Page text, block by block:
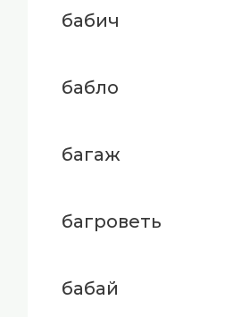
бабич
бабло
багаж
багроветь
бабай